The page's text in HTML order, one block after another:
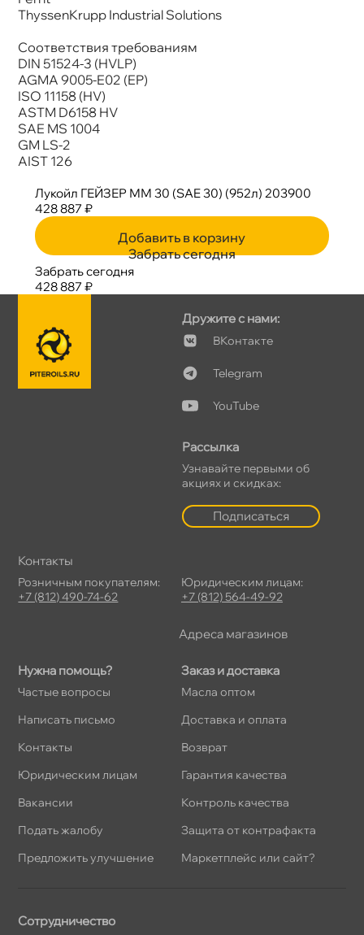
ThyssenKrupp Industrial Solutions
Соответствия требованиям
DIN 51524-3 (HVLP)
AGMA 9005-E02 (EP)
ISO 11158 (HV)
ASTM D6158 HV
SAE MS 1004
GM LS-2
AIST 126
Лукойл ГЕЙЗЕР ММ 30 (SAE 30) (952л) 203900
428 887 ₽
Добавить в корзину
Забрать сегодня
Забрать сегодня
428 887 ₽
Нужна помощь?
Частые вопросы
Написать письмо
Контакты
Юридическим лицам
акансии
Подать жалобу
Предложить улучшение
Заказ и доставка
Масла оптом
Доставка и оплата
озврат
Гарантия качества
Контроль качества
Защита от контрафакта
Маркетплейс или сайт?
Дружите с нами:
Контакте
Telegram
YouTube
Рассылка
Узнавайте первыми о
акциях и скидках:
Подписаться
Сотрудничество
Контакты
Розничным покупателям:
+7 (812) 490-74-62
Юридическим лицам:
+7 (812) 564-49-92
Адреса магазино